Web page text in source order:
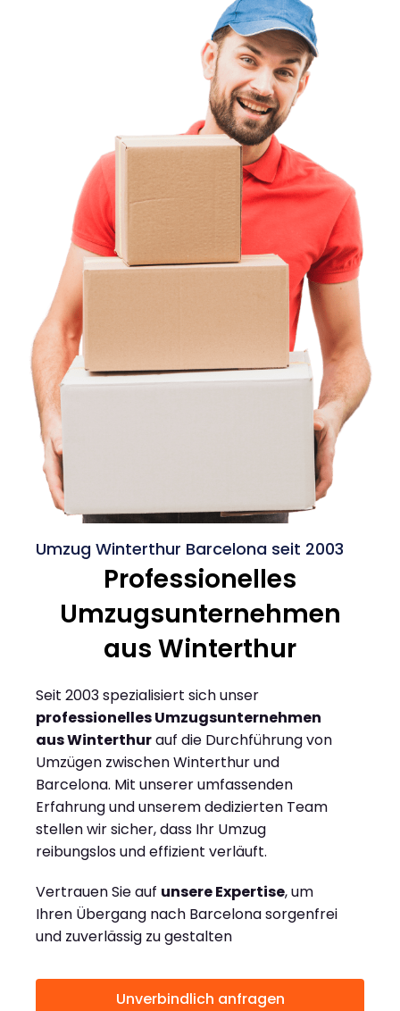
Umzug Winterthur Barcelona seit 2003
Professionelles
Umzugsunternehmen
aus Winterthur
Seit 2003 spezialisiert sich unser
professionelles Umzugsunternehmen
aus Winterthurauf die Durchführung von
Umzügen zwischen Winterthur und
Barcelona. Mit unserer umfassenden
Erfahrung und unserem dedizierten Team
stellen wir sicher, dass Ihr Umzug
reibungslos und effizient verläuft.
Vertrauen Sie auf unsere Expertise, um
Ihren Übergang nach Barcelona sorgenfrei
und zuverlässig zu gestalten
Unverbindlich anfragen